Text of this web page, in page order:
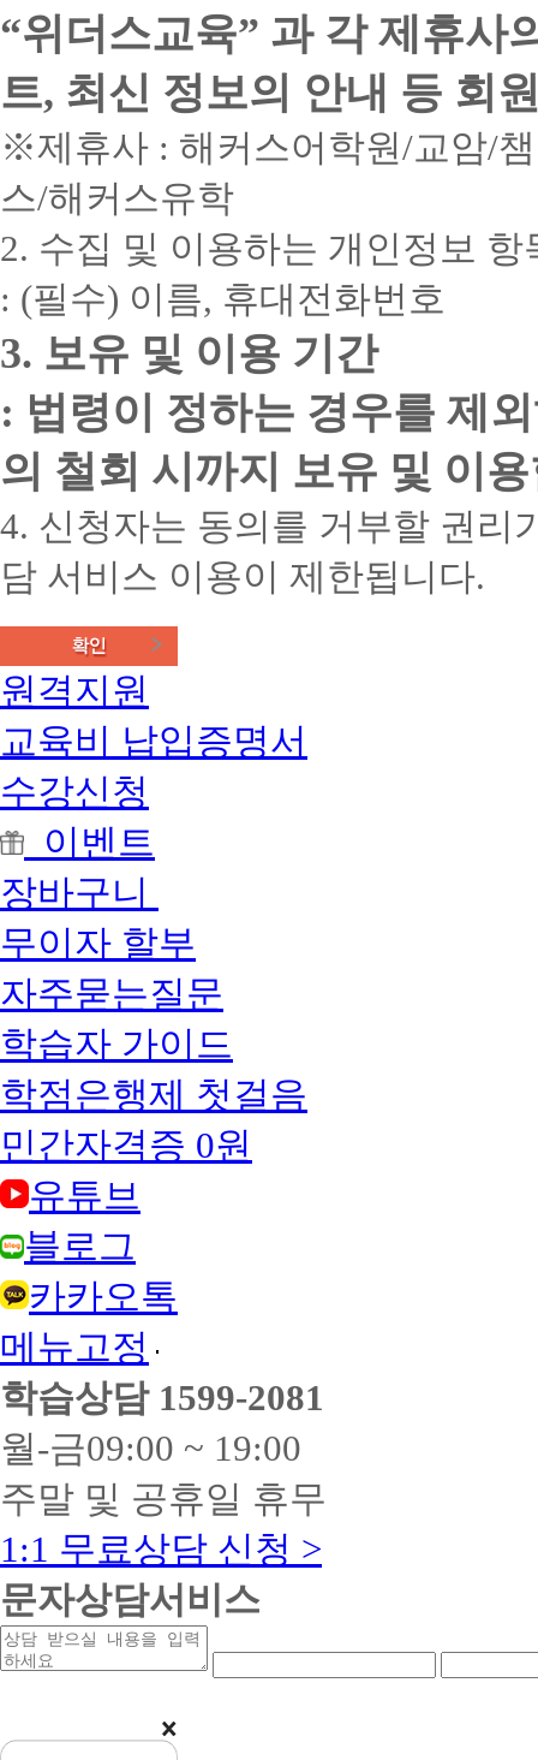
“위더스교육” 과 각 제휴사
트, 최신 정보의 안내 등 회
※제휴사 : 해커스어학원/교암/
스/해커스유학
2. 수집 및 이용하는 개인정보 항
: (필수) 이름, 휴대전화번호
3. 보유 및 이용 기간
: 법령이 정하는 경우를 제
의 철회 시까지 보유 및 이
4. 신청자는 동의를 거부할 권리
담 서비스 이용이 제한됩니다.
원격지원
교육비 납입증명서
수강신청
이벤트
장바구니
무이자 할부
자주묻는질문
학습자 가이드
학점은행제 첫걸음
민간자격증 0원
유튜브
블로그
카카오톡
메뉴고정
학습상담 1599-2081
월-금09:00 ~ 19:00
주말 및 공휴일 휴무
1:1 무료상담 신청 >
문자상담서비스
상
담
용
락
처
락
처